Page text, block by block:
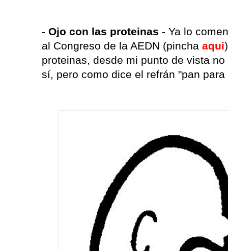
- Ojo con las proteinas - Ya lo
al Congreso de la AEDN (pincha aqui
proteinas, desde mi punto de vista
sí, pero como dice el refrán "pan